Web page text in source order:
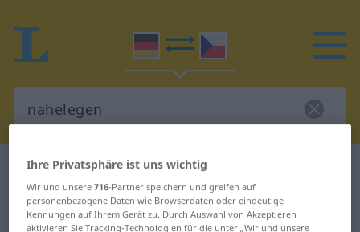
Deutsch-Tschechisch Wörterbuch
Deutsch-Tschechisch Übersetzung
für "nahelegen"
Ihre Privatsphäre ist uns wichtig
Wir und unsere716-Partner speichern und greifen auf
personenbezogene Daten wie Browserdaten oder eindeutige
Kennungen auf Ihrem Gerät zu. Durch Auswahl von Akzeptieren
aktivieren Sie Tracking-Technologien für die unter „Wir und unsere